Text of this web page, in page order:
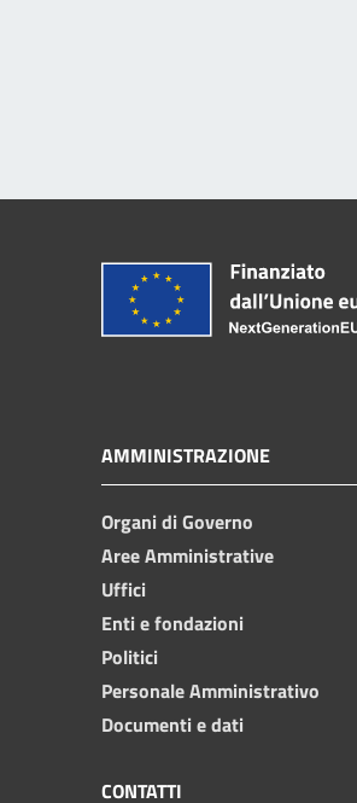
AMMINISTRAZIONE
Organi di Governo
Aree Amministrative
Uffici
Enti e fondazioni
Politici
Personale Amministrativo
Documenti e dati
CONTATTI